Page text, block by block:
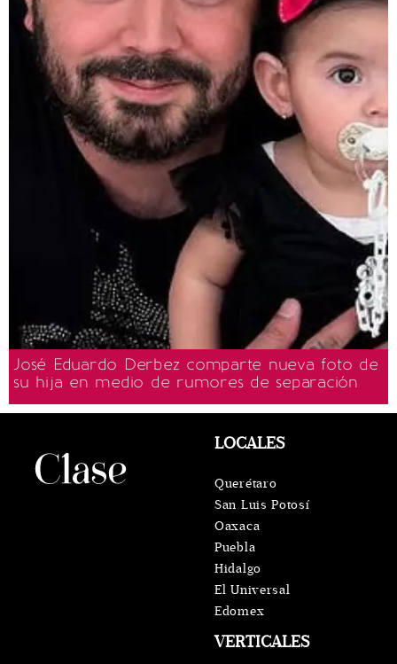
José Eduardo Derbez comparte nueva foto de
su hija en medio de rumores de separación
VERTICALES
LOCALES
Querétaro
San Luis Potosí
Oaxaca
Puebla
Hidalgo
El Universal
Edomex